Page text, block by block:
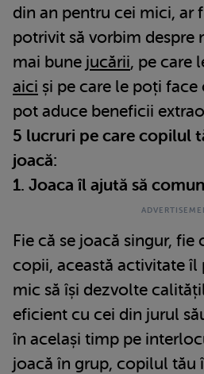
din an pentru cei mici, ar
potrivit să vorbim despre
mai bune jucării, pe care
aici și pe care le poți
pot aduce beneficii
5 lucruri pe care copilul
joacă:
1. Joaca îl ajută să
Fie că se joacă singur, fie
copii, această activitate îl
mic să își dezvolte
eficient cu cei din jurul
în același timp pe
joacă în grup, copilul tău